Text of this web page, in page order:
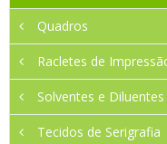
Quadros
Racletes de
Solventes e Diluentes
Tecidos de Serigrafia